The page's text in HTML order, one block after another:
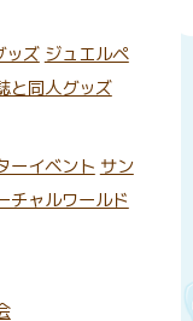
ッズ ジュエルペ
と同人グッズ
ーイベント サン
チャルワールド